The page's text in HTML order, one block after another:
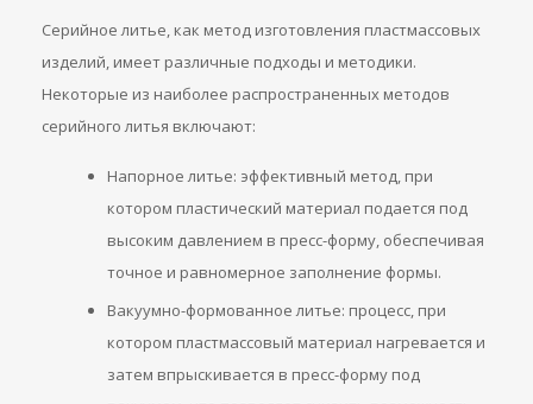
Серийное литье, как метод изготовления пластмассовых
изделий, имеет различные подходы и методики.
Некоторые из наиболее распространенных методов
серийного литья включают:
Напорное литье: эффективный метод, при
котором пластический материал подается под
высоким давлением в пресс-форму, обеспечивая
точное и равномерное заполнение формы.
Вакуумно-формованное литье: процесс, при
котором пластмассовый материал нагревается и
затем впрыскивается в пресс-форму под